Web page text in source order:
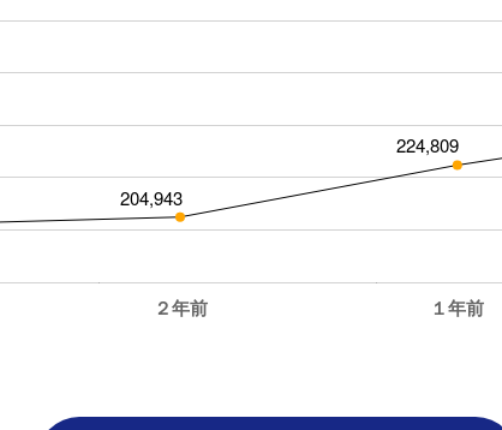
２年前 １年前
204,943
224,809